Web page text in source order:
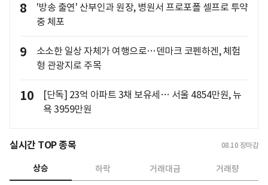
8
'방송 출연' 산부인과 원장, 병원서 프로포폴 셀프로 투약
중 체포
9
소소한 일상 자체가 여행으로…덴마크 코펜하겐, 체험
형 관광지로 주목
10
[단독] 23억 아파트 3채 보유세… 서울 4854만원, 뉴
욕 3959만원
실시간 TOP 종목 08.10 장마감
상승 하락 거래대금 거래량